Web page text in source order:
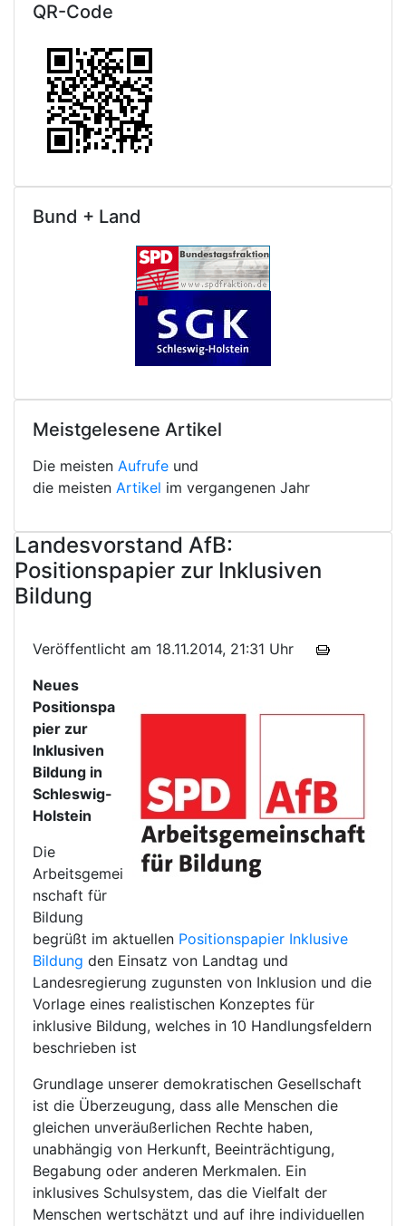
QR-Code
Bund + Land
Meistgelesene Artikel
Die meisten Aufrufe und
die meisten Artikel im vergangenen Jahr
Landesvorstand AfB:
Positionspapier zur Inklusiven
Bildung
Veröffentlicht am 18.11.2014, 21:31 Uhr
Neues
Positionspa
pier zur
Inklusiven
Bildung in
Schleswig-
Holstein
Die
Arbeitsgemei
nschaft für
Bildung
begrüßt im aktuellen Positionspapier Inklusive
Bildung den Einsatz von Landtag und
Landesregierung zugunsten von Inklusion und die
Vorlage eines realistischen Konzeptes für
inklusive Bildung, welches in 10 Handlungsfeldern
beschrieben ist
Grundlage unserer demokratischen Gesellschaft
ist die Überzeugung, dass alle Menschen die
gleichen unveräußerlichen Rechte haben,
unabhängig von Herkunft, Beeinträchtigung,
Begabung oder anderen Merkmalen. Ein
inklusives Schulsystem, das die Vielfalt der
Menschen wertschätzt und auf ihre individuellen